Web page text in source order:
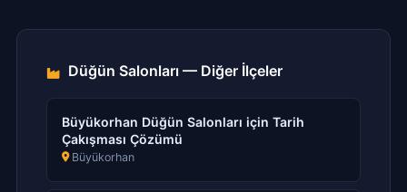
Düğün Salonları — Diğer İlçeler
Büyükorhan Düğün Salonları için Tarih
Çakışması Çözümü
Büyükorhan